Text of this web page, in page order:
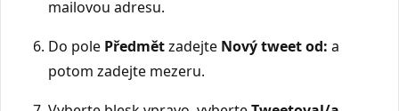
mailovou adresu.
Do pole Předmětzadejte Nový tweet od: a
potom zadejte mezeru.